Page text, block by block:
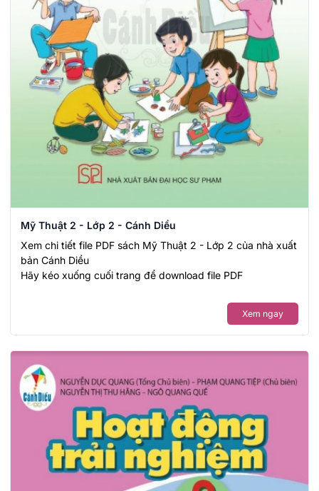
Mỹ Thuật 2 - Lớp 2 - Cánh Diều
Xem chi tiết file PDF sách Mỹ Thuật 2 - Lớp 2 của nhà xuất
bản Cánh Diều
Hãy kéo xuống cuối trang để download file PDF
Xem ngay